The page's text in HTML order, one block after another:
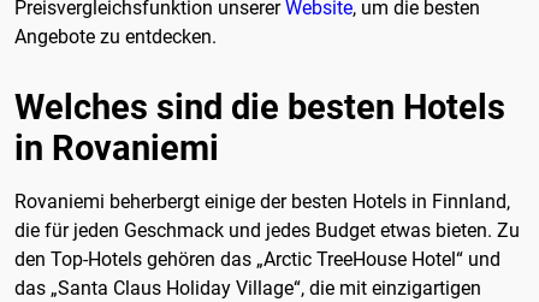
Preisvergleichsfunktion unsererWebsite, um die besten
Angebote zu entdecken.
Welches sind die besten Hotels
in Rovaniemi
Rovaniemi beherbergt einige der besten Hotels in Finnland,
die für jeden Geschmack und jedes Budget etwas bieten. Zu
den Top-Hotels gehören das „Arctic TreeHouse Hotel“ und
das „Santa Claus Holiday Village“, die mit einzigartigen